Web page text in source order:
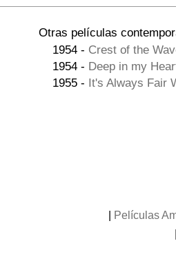
Otras películas
1954 - Crest of the
1954 - Deep in my
1955 - It's Always Fair
Películas